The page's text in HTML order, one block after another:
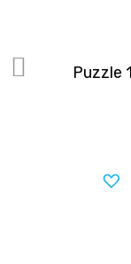
Puzzle